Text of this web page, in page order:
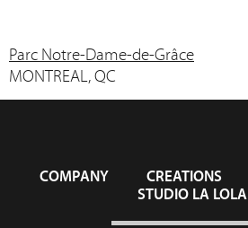
Parc Notre-Dame-de-Grâce
MONTREAL, QC
COMPANY CREATIONS
STUDIO LA LOLA